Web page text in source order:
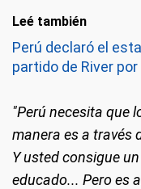
Leé también
Perú declaró el
partido de River
"Perú necesita que
manera es a través
Y usted consigue
educado... Pero es